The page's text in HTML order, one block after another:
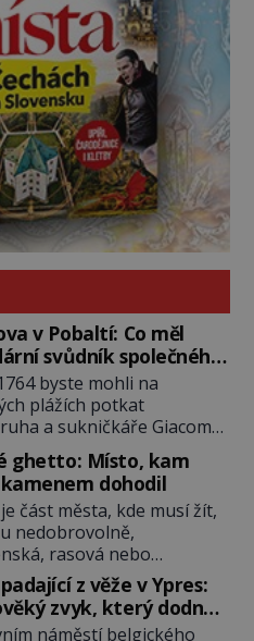
v Pobaltí: Co měl
svůdník společného
zednáři?
byste mohli na
plážích potkat
a sukničkáře Giacoma
Jeho cesta k Baltskému
nebyla turistickým
ale ryze pracovní cestou
úmysly. Jaký cíl
sledoval, když se
procházel uličkami
Rigy? Casanova v Pobaltí
tamní zednářské lóže.
této oblasti žádným
ghetto: Místo, kam
dohodil
část města, kde musí žít,
nedobrovolně,
rasová nebo
menšina obyvatel.
zkušenosti mají s
životem Židé. Už od
z věže v Ypres:
zvyk, který dodnes
náměstí belgického